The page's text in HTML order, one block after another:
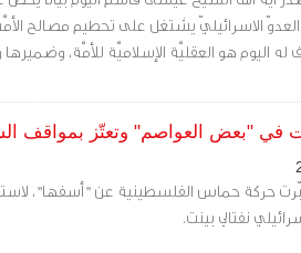
الاسرائيليّ يشتغل على تحطيم مصالح
اليوم هو العقليَّة الإسلاميَّة للأمَّة، وضميرها
"بعض العواصم" وتعتّز بمواقف
حركة حماس الفلسطينية عن "أسفها"،
نفتالي بينت.